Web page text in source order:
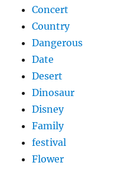
Concert
Country
Dangerous
Date
Desert
Dinosaur
Disney
Family
festival
Flower